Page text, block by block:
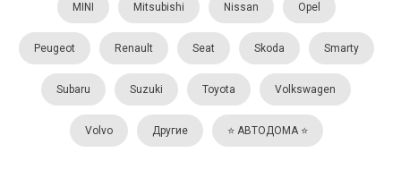
MINI Mitsubishi Nissan Opel
Peugeot Renault Seat Skoda Smartу
Subaru Suzuki Toyota Volkswagen
Volvo Другие ⭐️ АВТОДОМА ⭐️